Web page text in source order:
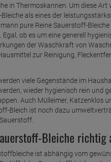
in Thermoskannen. Um diese Art
als eines der
pure Reine Sauerstoff-
ob es um eine generell
der Waschkraft von
zur Reinigung,
viele Gegenstände im
wieder hygienisch rein und
Auch Mülleimer, Katzenklos
Bleich ist noch dazu
Bleiche richtig
ist abhängig vom